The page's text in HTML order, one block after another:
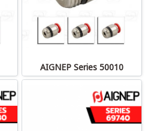
AIGNEP Series 50010